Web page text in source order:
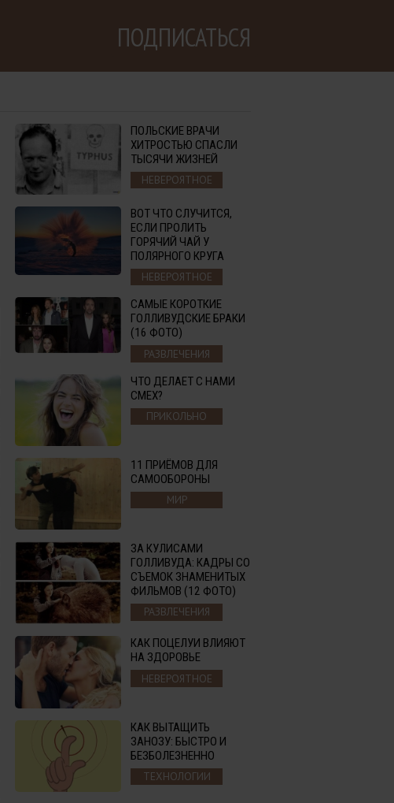
ПОДПИСАТЬСЯ
ПОЛЬСКИЕ ВРАЧИ
ХИТРОСТЬЮ СПАСЛИ
ТЫСЯЧИ ЖИЗНЕЙ
НЕВЕРОЯТНОЕ
ВОТ ЧТО СЛУЧИТСЯ,
ЕСЛИ ПРОЛИТЬ
ГОРЯЧИЙ ЧАЙ У
ПОЛЯРНОГО КРУГА
НЕВЕРОЯТНОЕ
САМЫЕ КОРОТКИЕ
ГОЛЛИВУДСКИЕ БРАКИ
(16 ФОТО)
РАЗВЛЕЧЕНИЯ
ЧТО ДЕЛАЕТ С НАМИ
СМЕХ?
ПРИКОЛЬНО
11 ПРИЁМОВ ДЛЯ
САМООБОРОНЫ
МИР
ЗА КУЛИСАМИ
ГОЛЛИВУДА: КАДРЫ СО
СЪЕМОК ЗНАМЕНИТЫХ
ФИЛЬМОВ (12 ФОТО)
РАЗВЛЕЧЕНИЯ
КАК ПОЦЕЛУИ ВЛИЯЮТ
НА ЗДОРОВЬЕ
НЕВЕРОЯТНОЕ
КАК ВЫТАЩИТЬ
ЗАНОЗУ: БЫСТРО И
БЕЗБОЛЕЗНЕННО
ТЕХНОЛОГИИ